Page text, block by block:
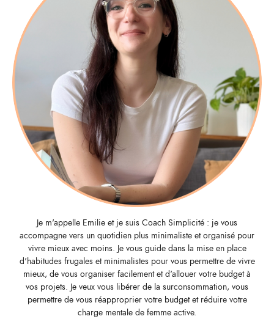
Je m'appelle Emilie et je suis Coach Simplicité : je vous
accompagne vers un quotidien plus minimaliste et organisé pour
vivre mieux avec moins. Je vous guide dans la mise en place
d'habitudes frugales et minimalistes pour vous permettre de vivre
mieux, de vous organiser facilement et d'allouer votre budget à
vos projets. Je veux vous libérer de la surconsommation, vous
permettre de vous réapproprier votre budget et réduire votre
charge mentale de femme active.